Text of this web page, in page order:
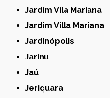
Jardim Vila Mariana
Jardim Villa Mariana
Jardinópolis
Jarinu
Jaú
Jeriquara